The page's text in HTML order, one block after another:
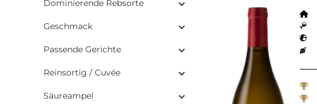
Dominierende Rebsorte
Geschmack
Passende Gerichte
Reinsortig / Cuvée
Säureampel